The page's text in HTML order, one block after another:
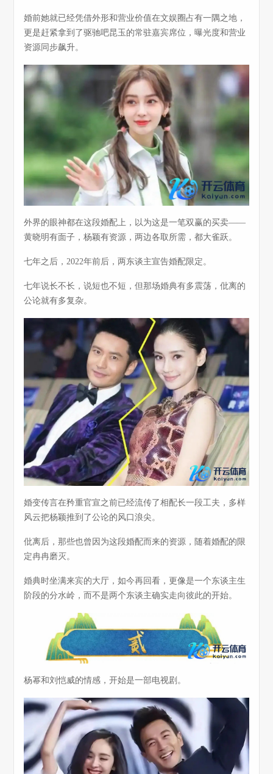
婚前她就已经凭借外形和营业价值在文娱圈占有一隅之地，
更是赶紧拿到了驱驰吧昆玉的常驻嘉宾席位，曝光度和营业
资源同步飙升。
外界的眼神都在这段婚配上，以为这是一笔双赢的买卖——
黄晓明有面子，杨颖有资源，两边各取所需，都大雀跃。
七年之后，2022年前后，两东谈主宣告婚配限定。
七年说长不长，说短也不短，但那场婚典有多震荡，仳离的
公论就有多复杂。
婚变传言在矜重官宣之前已经流传了相配长一段工夫，多样
风云把杨颖推到了公论的风口浪尖。
仳离后，那些也曾因为这段婚配而来的资源，随着婚配的限
定冉冉磨灭。
婚典时坐满来宾的大厅，如今再回看，更像是一个东谈主生
阶段的分水岭，而不是两个东谈主确实走向彼此的开始。
杨幂和刘恺威的情感，开始是一部电视剧。